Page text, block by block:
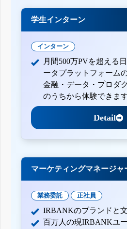
学生インターン
インターン
月間500万PVを超える
ータプラットフォーム
金融・データ・プロダ
のうちから体験できます
Detail
マーケティングマネージャ
業務委託 正社員
IRBANKのブランドと文
百万人の現IRBANKユ